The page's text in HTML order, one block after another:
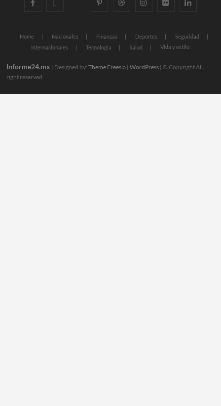
facebook googlepluspinterestdribbble instagramflickr linkedin
Home Nacionales Finanzas Deportes
Seguridad
Internacionales
Tecnologia Salud Vida y estilo
Informe24.mx | Designed by:Theme Freesia |WordPress | © Copyright All
right reserved